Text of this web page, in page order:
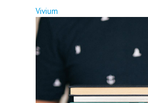
Vivium